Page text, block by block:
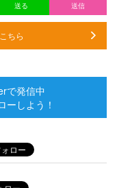
送る 送信
ちら
で発信中
ーしよう！